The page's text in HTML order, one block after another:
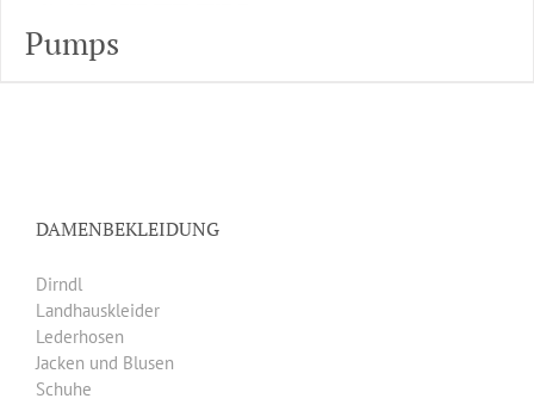
Pumps
DAMENBEKLEIDUNG
Dirndl
Landhauskleider
Lederhosen
Jacken und Blusen
Schuhe